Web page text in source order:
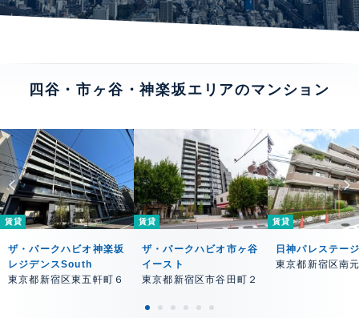
四谷・市ヶ谷・神楽坂エリアのマンション
賃貸
ザ・パークハビオ神楽坂
レジデンスSouth
東京都新宿区東五軒町６
賃貸
ザ・パークハビオ市ヶ谷
イースト
東京都新宿区市谷田町２
賃貸
日神パレステー
東京都新宿区南